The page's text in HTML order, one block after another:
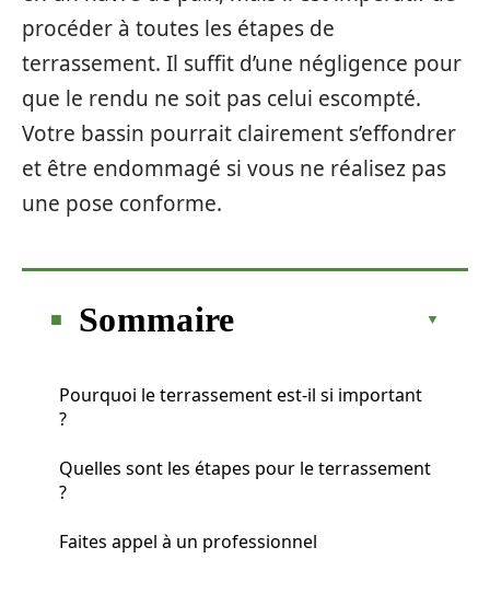
procéder à toutes les étapes de
terrassement. Il suffit d’une négligence pour
que le rendu ne soit pas celui escompté.
Votre bassin pourrait clairement s’effondrer
et être endommagé si vous ne réalisez pas
une pose conforme.
Sommaire
Pourquoi le terrassement est-il si important
?
Quelles sont les étapes pour le terrassement
?
Faites appel à un professionnel